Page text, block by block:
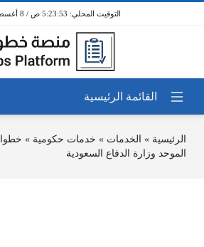
5:23:53 ص / 8 أغسطس 2026
الرئيسية » الخدمات » خدمات حكومية »
الموحد وزارة الدفاع السعودية